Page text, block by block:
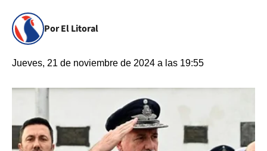
Por El Litoral
Jueves, 21 de noviembre de 2024 a las 19:55